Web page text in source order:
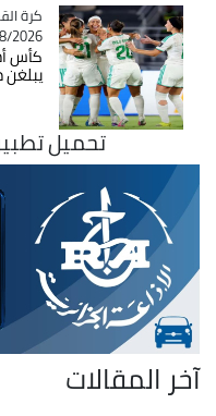
Catégorie
كرة القدم
2026 - 22:54
يبلغن
تحميل تطبيق
آخر المقالات